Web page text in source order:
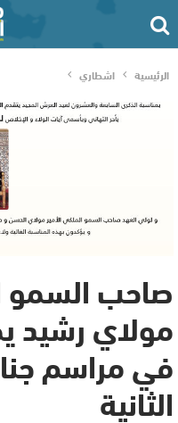
الرئيسية اشطاري
صاحب السمو
مولاي رشيد
في مراسم
الثانية